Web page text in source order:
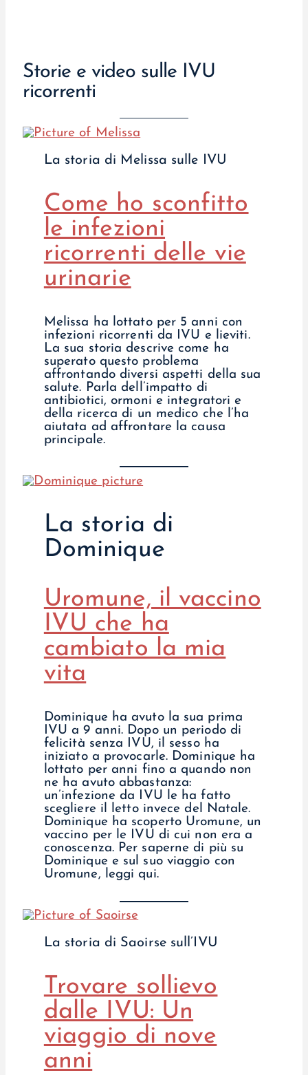
Storie e video sulle IVU
ricorrenti
La storia di Melissa sulle IVU
Come ho sconfitto
le infezioni
ricorrenti delle vie
urinarie
Melissa ha lottato per 5 anni con
infezioni ricorrenti da IVU e lieviti.
La sua storia descrive come ha
superato questo problema
affrontando diversi aspetti della sua
salute. Parla dell’impatto di
antibiotici, ormoni e integratori e
della ricerca di un medico che l’ha
aiutata ad affrontare la causa
principale.
La storia di
Dominique
Uromune, il vaccino
IVU che ha
cambiato la mia
vita
Dominique ha avuto la sua prima
IVU a 9 anni. Dopo un periodo di
felicità senza IVU, il sesso ha
iniziato a provocarle. Dominique ha
lottato per anni fino a quando non
ne ha avuto abbastanza:
un’infezione da IVU le ha fatto
scegliere il letto invece del Natale.
Dominique ha scoperto Uromune, un
vaccino per le IVU di cui non era a
conoscenza. Per saperne di più su
Dominique e sul suo viaggio con
Uromune, leggi qui.
La storia di Saoirse sull’IVU
Trovare sollievo
dalle IVU: Un
viaggio di nove
anni